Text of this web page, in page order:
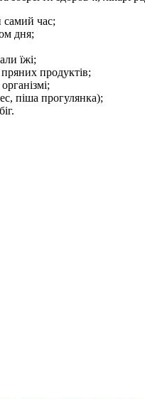
самий час;
дня;
їжі;
продуктів;
піша прогулянка);